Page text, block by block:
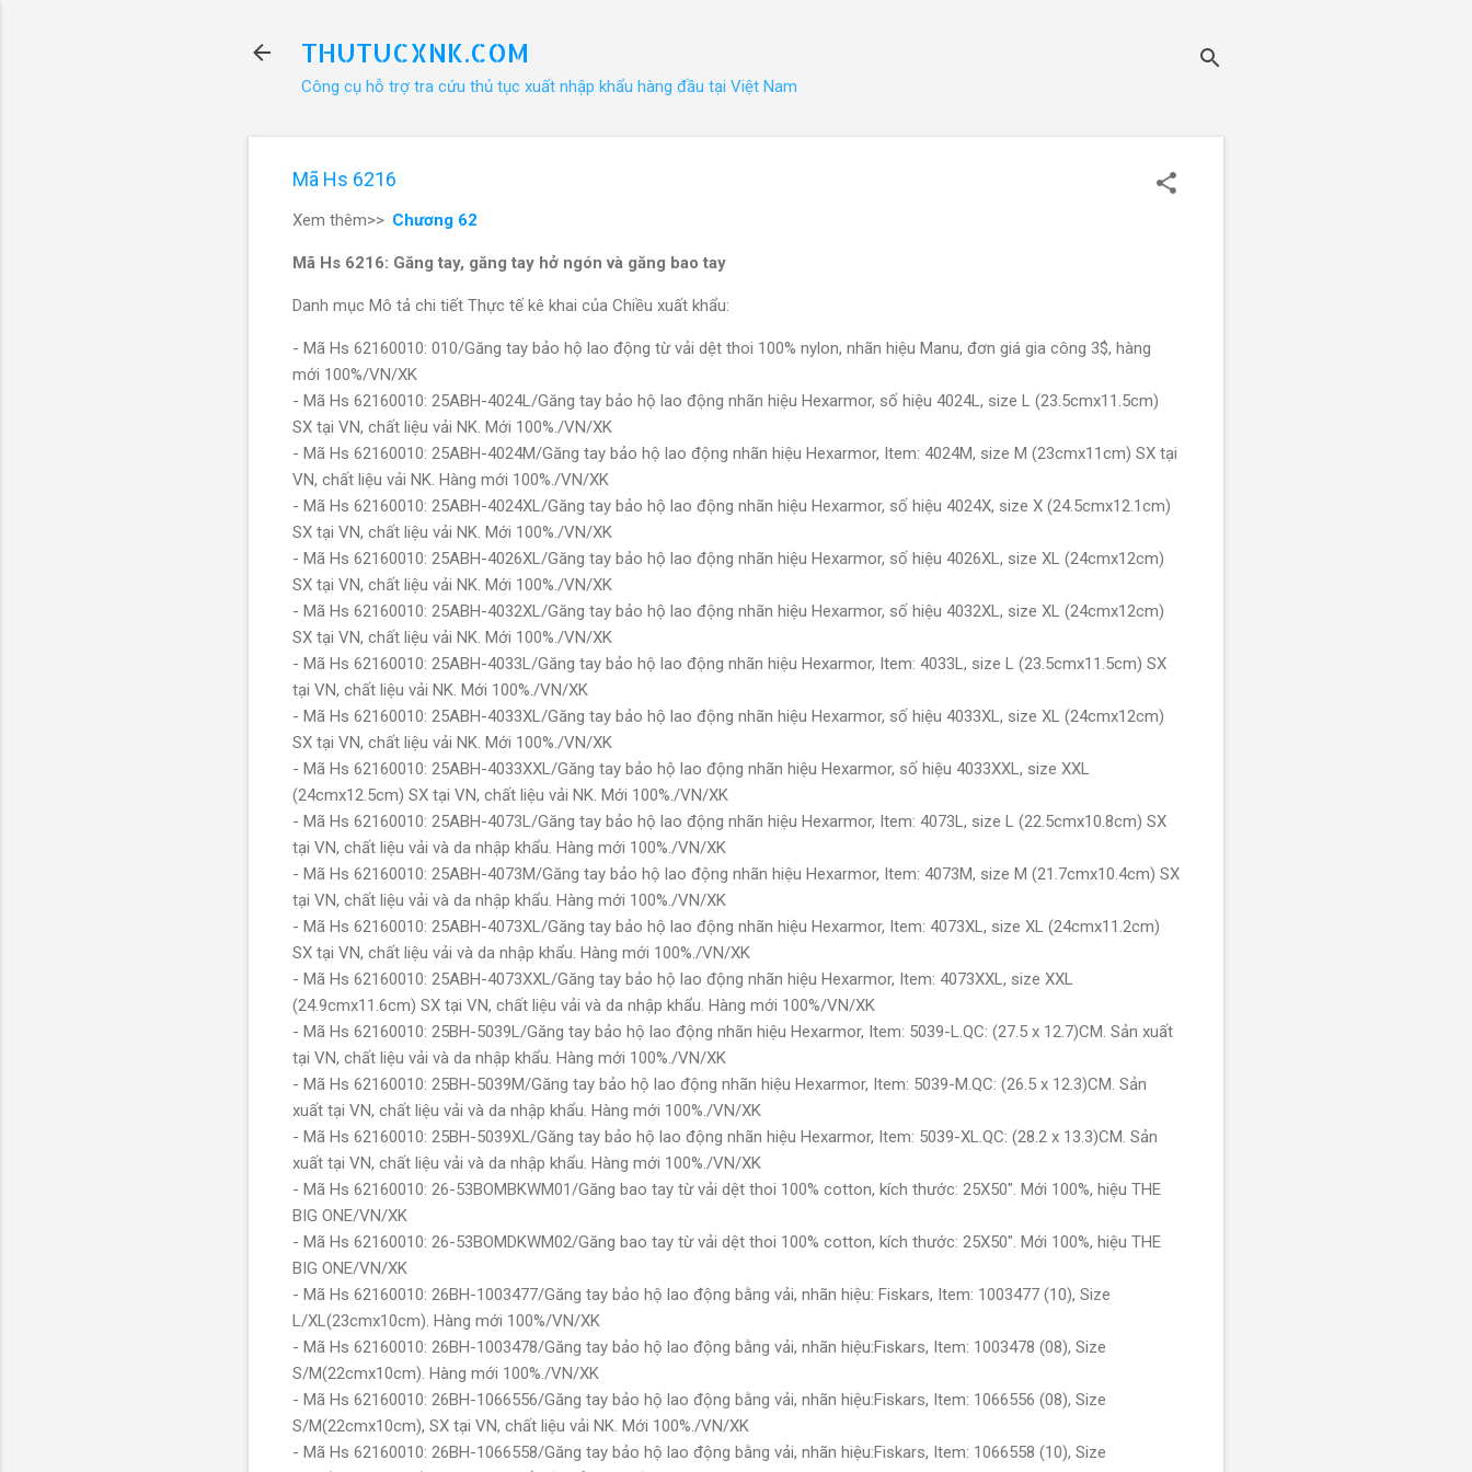
THUTUCXNK.COM
Công cụ hỗ trợ tra cứu thủ tục xuất nhập khẩu hàng đầu tại Việt Nam
Mã Hs 6216
Xem thêm>> Chương 62
Mã Hs 6216: Găng tay, găng tay hở ngón và găng bao tay
Danh mục Mô tả chi tiết Thực tế kê khai của Chiều xuất khẩu:
- Mã Hs 62160010: 010/Găng tay bảo hộ lao động từ vải dệt thoi 100% nylon, nhãn hiệu Manu, đơn giá gia công 3$, hàng
mới 100%/VN/XK
- Mã Hs 62160010: 25ABH-4024L/Găng tay bảo hộ lao động nhãn hiệu Hexarmor, số hiệu 4024L, size L (23.5cmx11.5cm)
SX tại VN, chất liệu vải NK. Mới 100%./VN/XK
- Mã Hs 62160010: 25ABH-4024M/Găng tay bảo hộ lao động nhãn hiệu Hexarmor, Item: 4024M, size M (23cmx11cm) SX tại
VN, chất liệu vải NK. Hàng mới 100%./VN/XK
- Mã Hs 62160010: 25ABH-4024XL/Găng tay bảo hộ lao động nhãn hiệu Hexarmor, số hiệu 4024X, size X (24.5cmx12.1cm)
SX tại VN, chất liệu vải NK. Mới 100%./VN/XK
- Mã Hs 62160010: 25ABH-4026XL/Găng tay bảo hộ lao động nhãn hiệu Hexarmor, số hiệu 4026XL, size XL (24cmx12cm)
SX tại VN, chất liệu vải NK. Mới 100%./VN/XK
- Mã Hs 62160010: 25ABH-4032XL/Găng tay bảo hộ lao động nhãn hiệu Hexarmor, số hiệu 4032XL, size XL (24cmx12cm)
SX tại VN, chất liệu vải NK. Mới 100%./VN/XK
- Mã Hs 62160010: 25ABH-4033L/Găng tay bảo hộ lao động nhãn hiệu Hexarmor, Item: 4033L, size L (23.5cmx11.5cm) SX
tại VN, chất liệu vải NK. Mới 100%./VN/XK
- Mã Hs 62160010: 25ABH-4033XL/Găng tay bảo hộ lao động nhãn hiệu Hexarmor, số hiệu 4033XL, size XL (24cmx12cm)
SX tại VN, chất liệu vải NK. Mới 100%./VN/XK
- Mã Hs 62160010: 25ABH-4033XXL/Găng tay bảo hộ lao động nhãn hiệu Hexarmor, số hiệu 4033XXL, size XXL
(24cmx12.5cm) SX tại VN, chất liệu vải NK. Mới 100%./VN/XK
- Mã Hs 62160010: 25ABH-4073L/Găng tay bảo hộ lao động nhãn hiệu Hexarmor, Item: 4073L, size L (22.5cmx10.8cm) SX
tại VN, chất liệu vải và da nhập khẩu. Hàng mới 100%./VN/XK
- Mã Hs 62160010: 25ABH-4073M/Găng tay bảo hộ lao động nhãn hiệu Hexarmor, Item: 4073M, size M (21.7cmx10.4cm) SX
tại VN, chất liệu vải và da nhập khẩu. Hàng mới 100%./VN/XK
- Mã Hs 62160010: 25ABH-4073XL/Găng tay bảo hộ lao động nhãn hiệu Hexarmor, Item: 4073XL, size XL (24cmx11.2cm)
SX tại VN, chất liệu vải và da nhập khẩu. Hàng mới 100%./VN/XK
- Mã Hs 62160010: 25ABH-4073XXL/Găng tay bảo hộ lao động nhãn hiệu Hexarmor, Item: 4073XXL, size XXL
(24.9cmx11.6cm) SX tại VN, chất liệu vải và da nhập khẩu. Hàng mới 100%/VN/XK
- Mã Hs 62160010: 25BH-5039L/Găng tay bảo hộ lao động nhãn hiệu Hexarmor, Item: 5039-L.QC: (27.5 x 12.7)CM. Sản xuất
tại VN, chất liệu vải và da nhập khẩu. Hàng mới 100%./VN/XK
- Mã Hs 62160010: 25BH-5039M/Găng tay bảo hộ lao động nhãn hiệu Hexarmor, Item: 5039-M.QC: (26.5 x 12.3)CM. Sản
xuất tại VN, chất liệu vải và da nhập khẩu. Hàng mới 100%./VN/XK
- Mã Hs 62160010: 25BH-5039XL/Găng tay bảo hộ lao động nhãn hiệu Hexarmor, Item: 5039-XL.QC: (28.2 x 13.3)CM. Sản
xuất tại VN, chất liệu vải và da nhập khẩu. Hàng mới 100%./VN/XK
- Mã Hs 62160010: 26-53BOMBKWM01/Găng bao tay từ vải dệt thoi 100% cotton, kích thước: 25X50". Mới 100%, hiệu THE
BIG ONE/VN/XK
- Mã Hs 62160010: 26-53BOMDKWM02/Găng bao tay từ vải dệt thoi 100% cotton, kích thước: 25X50". Mới 100%, hiệu THE
BIG ONE/VN/XK
- Mã Hs 62160010: 26BH-1003477/Găng tay bảo hộ lao động bằng vải, nhãn hiệu: Fiskars, Item: 1003477 (10), Size
L/XL(23cmx10cm). Hàng mới 100%/VN/XK
- Mã Hs 62160010: 26BH-1003478/Găng tay bảo hộ lao động bằng vải, nhãn hiệu:Fiskars, Item: 1003478 (08), Size
S/M(22cmx10cm). Hàng mới 100%./VN/XK
- Mã Hs 62160010: 26BH-1066556/Găng tay bảo hộ lao động bằng vải, nhãn hiệu:Fiskars, Item: 1066556 (08), Size
S/M(22cmx10cm), SX tại VN, chất liệu vải NK. Mới 100%./VN/XK
- Mã Hs 62160010: 26BH-1066558/Găng tay bảo hộ lao động bằng vải, nhãn hiệu:Fiskars, Item: 1066558 (10), Size